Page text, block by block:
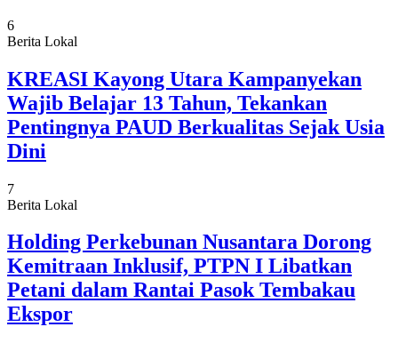
6
Berita Lokal
KREASI Kayong Utara Kampanyekan
Wajib Belajar 13 Tahun, Tekankan
Pentingnya PAUD Berkualitas Sejak Usia
Dini
7
Berita Lokal
Holding Perkebunan Nusantara Dorong
Kemitraan Inklusif, PTPN I Libatkan
Petani dalam Rantai Pasok Tembakau
Ekspor